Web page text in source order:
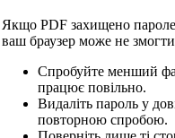
Якщо PDF захищено
ваш браузер може не
Спробуйте менший
працює повільно.
Видаліть пароль у
повторною спробою.